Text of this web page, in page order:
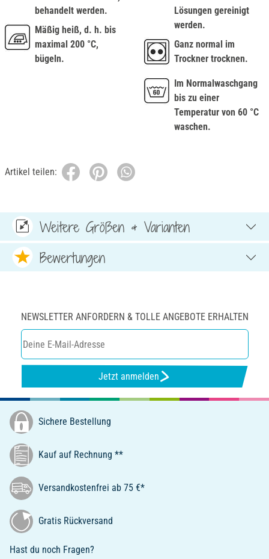
behandelt werden.
Mäßig heiß, d. h. bis
maximal 200 °C,
bügeln.
Lösungen gereinigt
werden.
Ganz normal im
Trockner trocknen.
Im Normalwaschgang
bis zu einer
Temperatur von 60 °C
waschen.
Artikel teilen:
Weitere Größen & Varianten
Bewertungen
NEWSLETTER ANFORDERN & TOLLE ANGEBOTE ERHALTEN
Jetzt anmelden
Sichere Bestellung
Kauf auf Rechnung **
Versandkostenfrei ab 75 €*
Gratis Rückversand
Hast du noch Fragen?